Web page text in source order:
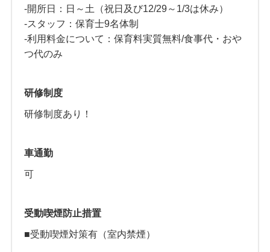
-開所日：日～土（祝日及び12/29～1/3は休み）
-スタッフ：保育士9名体制
-利用料金について：保育料実質無料/食事代・おや
つ代のみ
研修制度
研修制度あり！
車通勤
可
受動喫煙防止措置
■受動喫煙対策有（室内禁煙）